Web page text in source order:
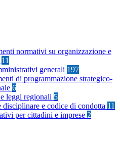
normativi su organizzazione e
11
generali 197
di programmazione strategico-
6
leggi regionali 5
disciplinare e codice di condotta 11
per cittadini e imprese 2